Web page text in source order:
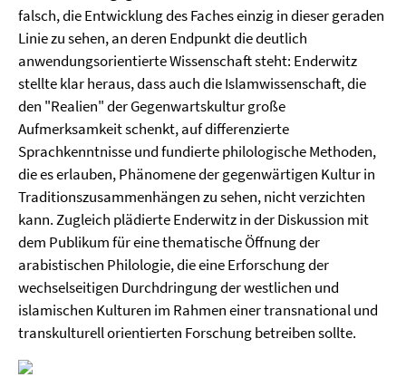
falsch, die Entwicklung des Faches einzig in dieser geraden
Linie zu sehen, an deren Endpunkt die deutlich
anwendungsorientierte Wissenschaft steht: Enderwitz
stellte klar heraus, dass auch die Islamwissenschaft, die
den "Realien" der Gegenwartskultur große
Aufmerksamkeit schenkt, auf differenzierte
Sprachkenntnisse und fundierte philologische Methoden,
die es erlauben, Phänomene der gegenwärtigen Kultur in
Traditionszusammenhängen zu sehen, nicht verzichten
kann. Zugleich plädierte Enderwitz in der Diskussion mit
dem Publikum für eine thematische Öffnung der
arabistischen Philologie, die eine Erforschung der
wechselseitigen Durchdringung der westlichen und
islamischen Kulturen im Rahmen einer transnational und
transkulturell orientierten Forschung betreiben sollte.